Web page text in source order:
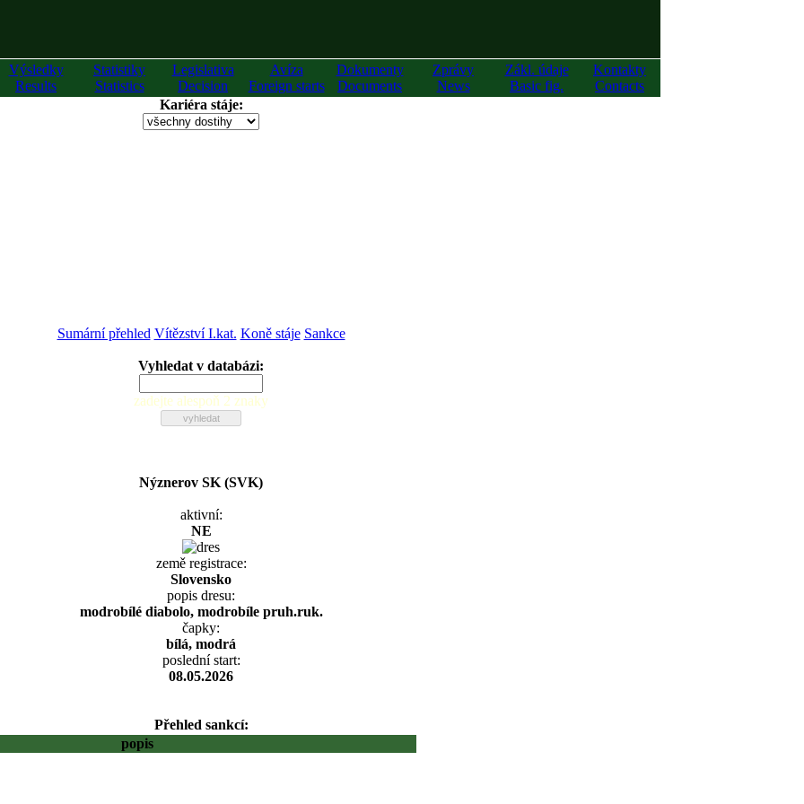
Výsledky
Results
Statistiky
Statistics
Legislativa
Decision
Avíza
Foreign starts
Dokumenty
Documents
Zprávy
News
Zákl. údaje
Basic fig.
Kontakty
Contacts
Kariéra stáje:
Sumární přehled Vítězství I.kat. Koně stáje Sankce
Vyhledat v databázi:
zadejte alespoň 2 znaky
Nýznerov SK (SVK)
aktivní:
NE
země registrace:
Slovensko
popis dresu:
modrobílé diabolo, modrobíle pruh.ruk.
čapky:
bílá, modrá
poslední start:
08.05.2026
Přehled sankcí:
popis